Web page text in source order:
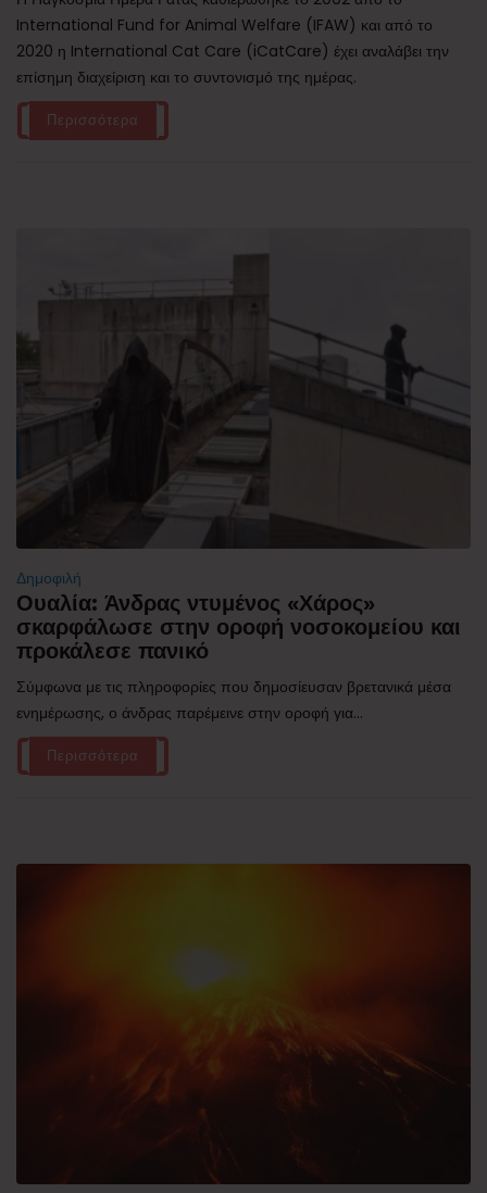
International Fund for Animal Welfare (IFAW) και από το
2020 η International Cat Care (iCatCare) έχει αναλάβει την
επίσημη διαχείριση και το συντονισμό της ημέρας.
Περισσότερα
Δημοφιλή
Ουαλία: Άνδρας ντυμένος «Χάρος»
σκαρφάλωσε στην οροφή νοσοκομείου και
προκάλεσε πανικό
Σύμφωνα με τις πληροφορίες που δημοσίευσαν βρετανικά μέσα
ενημέρωσης, ο άνδρας παρέμεινε στην οροφή για...
Περισσότερα